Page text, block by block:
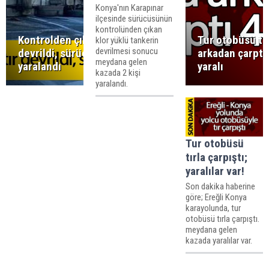
Kontrolden çıkan tır
devrildi, sürücüsü
yaralandı
Konya'nın Karapınar
ilçesinde sürücüsünün
kontrolünden çıkan
klor yüklü tankerin
devrilmesi sonucu
meydana gelen
kazada 2 kişi
yaralandı.
Tur otobüsü
arkadan
yaralı
Tur otobüsü
tırla çarpıştı;
yaralılar var!
Son dakika haberine
göre; Ereğli Konya
karayolunda, tur
otobüsü tırla çarpıştı.
meydana gelen
kazada yaralılar var.